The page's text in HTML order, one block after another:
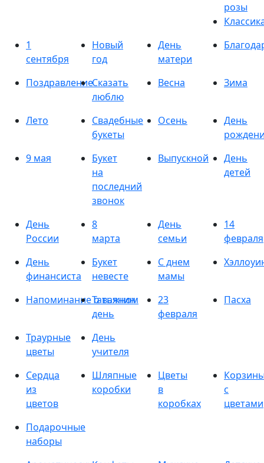
розы
1
сентября
Новый
год
День
матери
ПоздравлениеСказать
люблю
Весна Зима
Лето
Свадебные
букеты
Осень
День
9 мая
Букет
на
последний
звонок
Выпускной
День
детей
День
России
8
марта
День
семьи
14
февраля
День
финансиста
Букет
невесте
С днем
мамы
Напоминание о важном
Татьянин
день
23
февраля
Пасха
Траурные
цветы
День
учителя
Сердца
из
цветов
Шляпные
коробки
Цветы
в
коробках
с
цветами
Подарочные
наборы